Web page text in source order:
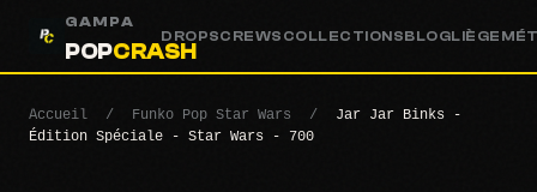
GAMPA
POPCRASH
DROPSCREWS COLLECTIONSBLOGLIÈGE
Accueil / Funko Pop Star Wars /
Jar Jar Binks -
Édition Spéciale - Star Wars - 700